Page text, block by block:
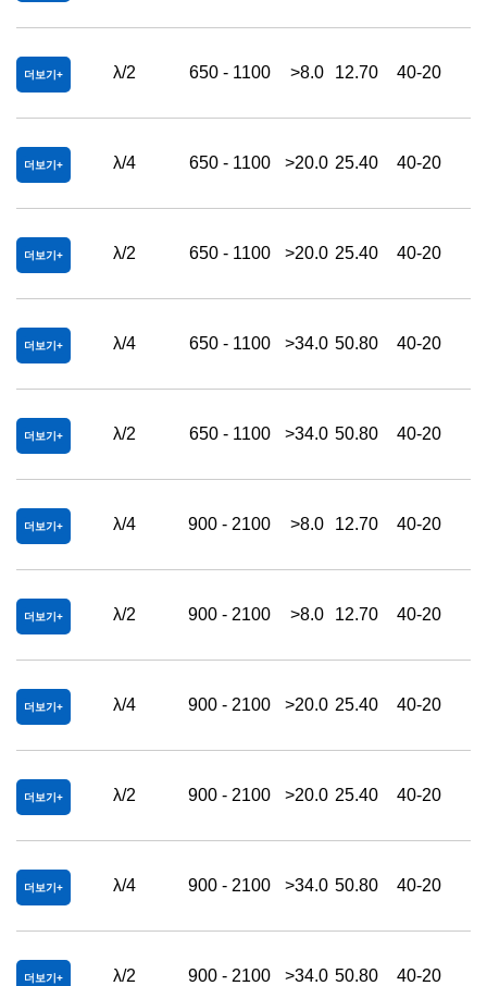
더보기 λ/2 650 - 1100 >8.0 12.70 40-20
더보기 λ/4 650 - 1100 >20.0 25.40 40-20
더보기 λ/2 650 - 1100 >20.0 25.40 40-20
더보기 λ/4 650 - 1100 >34.0 50.80 40-20
더보기 λ/2 650 - 1100 >34.0 50.80 40-20
더보기 λ/4 900 - 2100 >8.0 12.70 40-20
더보기 λ/2 900 - 2100 >8.0 12.70 40-20
더보기 λ/4 900 - 2100 >20.0 25.40 40-20
더보기 λ/2 900 - 2100 >20.0 25.40 40-20
더보기 λ/4 900 - 2100 >34.0 50.80 40-20
더보기 λ/2 900 - 2100 >34.0 50.80 40-20